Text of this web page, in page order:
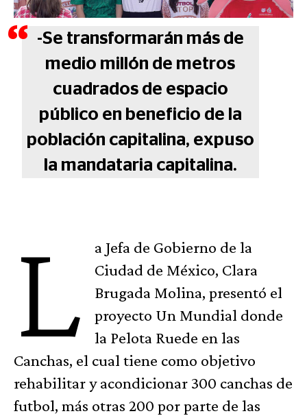
-Se transformarán más de
medio millón de metros
cuadrados de espacio
público en beneficio de la
población capitalina, expuso
la mandataria capitalina.
L
a Jefa de Gobierno de la
Ciudad de México, Clara
Brugada Molina, presentó el
proyecto Un Mundial donde
la Pelota Ruede en las
Canchas, el cual tiene como objetivo
rehabilitar y acondicionar 300 canchas de
futbol, más otras 200 por parte de las